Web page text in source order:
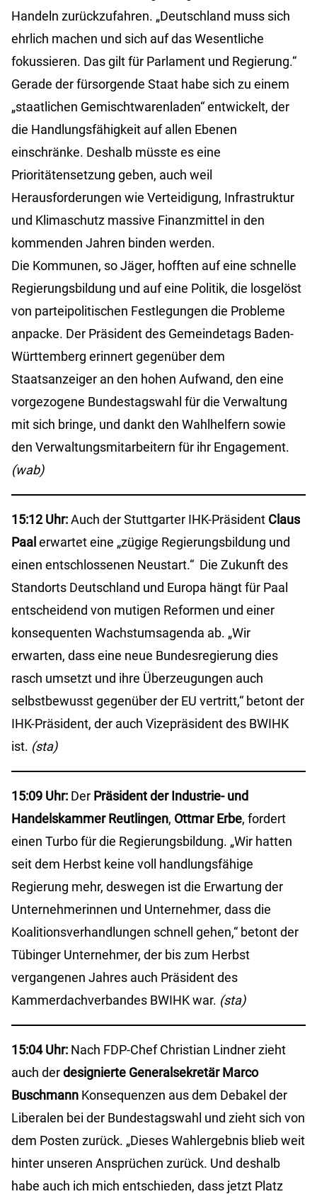
Handeln zurückzufahren. „Deutschland muss sich
ehrlich machen und sich auf das Wesentliche
fokussieren. Das gilt für Parlament und Regierung.“
Gerade der fürsorgende Staat habe sich zu einem
„staatlichen Gemischtwarenladen“ entwickelt, der
die Handlungsfähigkeit auf allen Ebenen
einschränke. Deshalb müsste es eine
Prioritätensetzung geben, auch weil
Herausforderungen wie Verteidigung, Infrastruktur
und Klimaschutz massive Finanzmittel in den
kommenden Jahren binden werden.
Die Kommunen, so Jäger, hofften auf eine schnelle
Regierungsbildung und auf eine Politik, die losgelöst
von parteipolitischen Festlegungen die Probleme
anpacke. Der Präsident des Gemeindetags Baden-
Württemberg erinnert gegenüber dem
Staatsanzeiger an den hohen Aufwand, den eine
vorgezogene Bundestagswahl für die Verwaltung
mit sich bringe, und dankt den Wahlhelfern sowie
den Verwaltungsmitarbeitern für ihr Engagement.
(wab)
15:12 Uhr:Auch der Stuttgarter IHK-Präsident Claus
Paalerwartet eine „zügige Regierungsbildung und
einen entschlossenen Neustart.“ Die Zukunft des
Standorts Deutschland und Europa hängt für Paal
entscheidend von mutigen Reformen und einer
konsequenten Wachstumsagenda ab. „Wir
erwarten, dass eine neue Bundesregierung dies
rasch umsetzt und ihre Überzeugungen auch
selbstbewusst gegenüber der EU vertritt,“ betont der
IHK-Präsident, der auch Vizepräsident des BWIHK
ist. (sta)
15:09 Uhr: Der Präsident der Industrie- und
Handelskammer Reutlingen, Ottmar Erbe, fordert
einen Turbo für die Regierungsbildung. „Wir hatten
seit dem Herbst keine voll handlungsfähige
Regierung mehr, deswegen ist die Erwartung der
Unternehmerinnen und Unternehmer, dass die
Koalitionsverhandlungen schnell gehen,“ betont der
Tübinger Unternehmer, der bis zum Herbst
vergangenen Jahres auch Präsident des
Kammerdachverbandes BWIHK war. (sta)
15:04 Uhr: Nach FDP-Chef Christian Lindner zieht
auch derdesignierte Generalsekretär Marco
Buschmann Konsequenzen aus dem Debakel der
Liberalen bei der Bundestagswahl und zieht sich von
dem Posten zurück. „Dieses Wahlergebnis blieb weit
hinter unseren Ansprüchen zurück. Und deshalb
habe auch ich mich entschieden, dass jetzt Platz